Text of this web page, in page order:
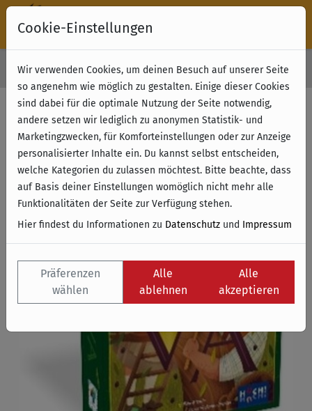
Kostenloser Versand & Retoure ab 49 € (innerhalb Deutschlands)
Cookie-Einstellungen
Wir verwenden Cookies, um deinen Besuch auf unserer Seite
so angenehm wie möglich zu gestalten. Einige dieser Cookies
sind dabei für die optimale Nutzung der Seite notwendig,
andere setzen wir lediglich zu anonymen Statistik- und
Marketingzwecken, für Komforteinstellungen oder zur Anzeige
personalisierter Inhalte ein. Du kannst selbst entscheiden,
welche Kategorien du zulassen möchtest. Bitte beachte, dass
auf Basis deiner Einstellungen womöglich nicht mehr alle
Funktionalitäten der Seite zur Verfügung stehen.
Hier findest du Informationen zu Datenschutz und Impressum
Präferenzen
wählen
Alle
ablehnen
Alle
akzeptieren